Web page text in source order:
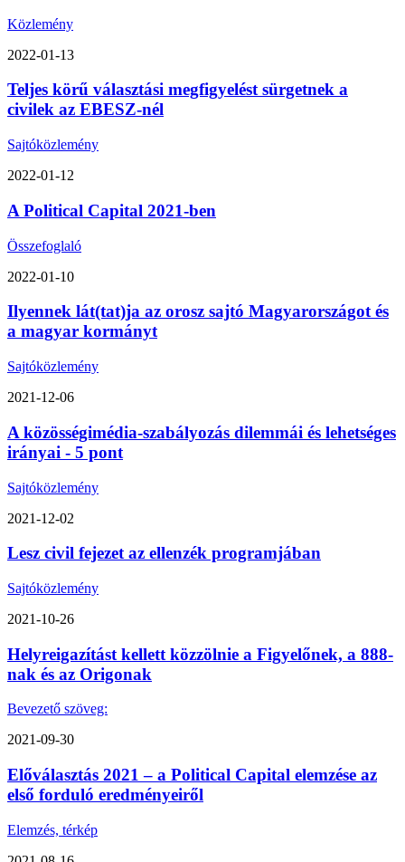
Közlemény
2022-01-13
Teljes körű választási megfigyelést sürgetnek a
civilek az EBESZ-nél
Sajtóközlemény
2022-01-12
A Political Capital 2021-ben
Összefoglaló
2022-01-10
Ilyennek lát(tat)ja az orosz sajtó Magyarországot és
a magyar kormányt
Sajtóközlemény
2021-12-06
A közösségimédia-szabályozás dilemmái és lehetséges
irányai - 5 pont
Sajtóközlemény
2021-12-02
Lesz civil fejezet az ellenzék programjában
Sajtóközlemény
2021-10-26
Helyreigazítást kellett közzölnie a Figyelőnek, a 888-
nak és az Origonak
Bevezető szöveg:
2021-09-30
Előválasztás 2021 – a Political Capital elemzése az
első forduló eredményeiről
Elemzés, térkép